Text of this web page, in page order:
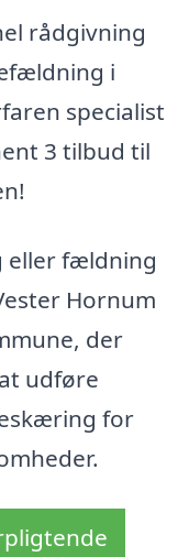
rådgivning
i
specialist
3 tilbud til
eller fældning
Hornum
der
udføre
for